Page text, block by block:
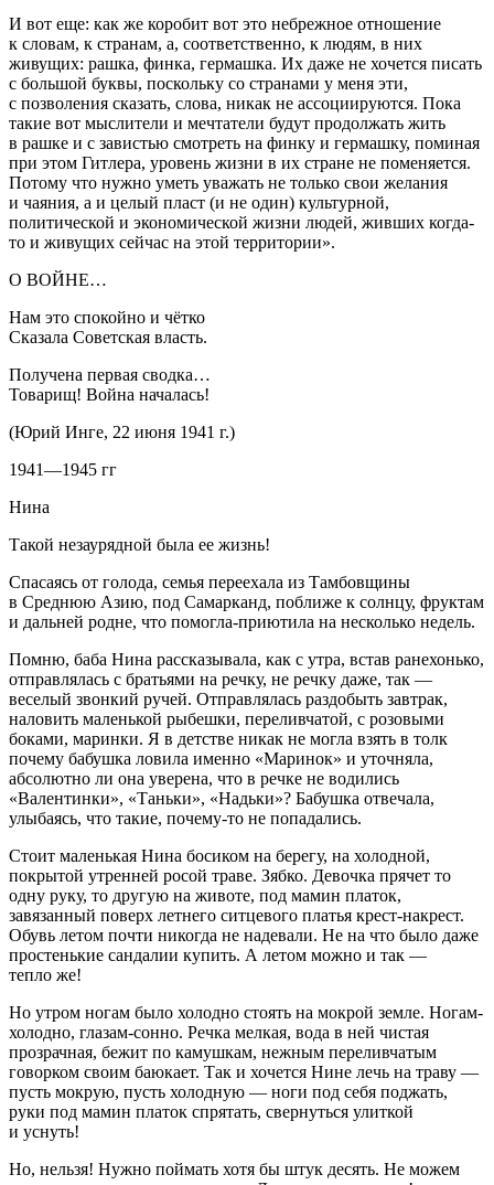
И вот еще: как же коробит вот это небрежное отношение
к словам, к странам, а, соответственно, к людям, в них
живущих: рашка, финка, гермашка. Их даже не хочется писать
с большой буквы, поскольку со странами у меня эти,
с позволения сказать, слова, никак не ассоциируются. Пока
такие вот мыслители и мечтатели будут продолжать жить
в рашке и с завистью смотреть на финку и гермашку, поминая
при этом Гитлера, уровень жизни в их стране не поменяется.
Потому что нужно уметь уважать не только свои желания
и чаяния, а и целый пласт (и не один) культурной,
политической и экономической жизни людей, живших когда-
то и живущих сейчас на этой территории».
О ВОЙНЕ…
Нам это спокойно и чётко
Сказала Советская власть.
Получена первая сводка…
Товарищ! Война началась!
(Юрий Инге, 22 июня 1941 г.)
1941—1945 гг
Нина
Такой незаурядной была ее жизнь!
Спасаясь от голода, семья переехала из Тамбовщины
в Среднюю Азию, под Самарканд, поближе к солнцу, фруктам
и дальней родне, что помогла-приютила на несколько недель.
Помню, баба Нина рассказывала, как с утра, встав ранехонько,
отправлялась с братьями на речку, не речку даже, так —
веселый звонкий ручей. Отправлялась раздобыть завтрак,
наловить маленькой рыбешки, переливчатой, с розовыми
боками, маринки. Я в детстве никак не могла взять в толк
почему бабушка ловила именно «Маринок» и уточняла,
абсолютно ли она уверена, что в речке не водились
«Валентинки», «Таньки», «Надьки»? Бабушка отвечала,
улыбаясь, что такие, почему-то не попадались.
Стоит маленькая Нина босиком на берегу, на холодной,
покрытой утренней росой траве. Зябко. Девочка прячет то
одну руку, то другую на животе, под мамин платок,
завязанный поверх летнего ситцевого платья крест-накрест.
Обувь летом почти никогда не надевали. Не на что было даже
простенькие сандалии купить. А летом можно и так —
тепло же!
Но утром ногам было холодно стоять на мокрой земле. Ногам-
холодно, глазам-сонно. Речка мелкая, вода в ней чистая
прозрачная, бежит по камушкам, нежным переливчатым
говорком своим баюкает. Так и хочется Нине лечь на траву —
пусть мокрую, пусть холодную — ноги под себя поджать,
руки под мамин платок спрятать, свернуться улиткой
и уснуть!
Но, нельзя! Нужно поймать хотя бы штук десять. Не можем